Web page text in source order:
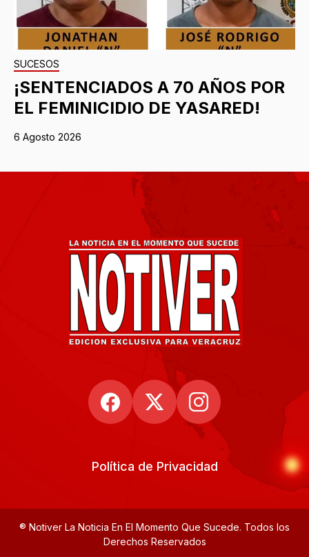
SUCESOS
¡SENTENCIADOS A 70 AÑOS POR
EL FEMINICIDIO DE YASARED!
6 Agosto 2026
Política de Privacidad
® Notiver La Noticia En El Momento Que Sucede. Todos los
Derechos Reservados